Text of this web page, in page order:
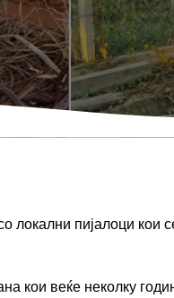
локални пијалоци кои
кои веќе неколку